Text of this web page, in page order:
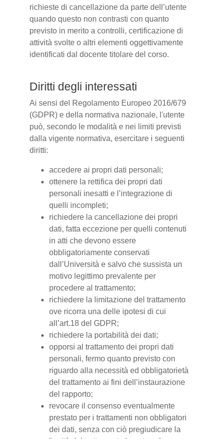
richieste di cancellazione da parte dell’utente
quando questo non contrasti con quanto
previsto in merito a controlli, certificazione di
attività svolte o altri elementi oggettivamente
identificati dal docente titolare del corso.
Diritti degli interessati
Ai sensi del Regolamento Europeo 2016/679
(GDPR) e della normativa nazionale, l'utente
può, secondo le modalità e nei limiti previsti
dalla vigente normativa, esercitare i seguenti
diritti:
accedere ai propri dati personali;
ottenere la rettifica dei propri dati
personali inesatti e l’integrazione di
quelli incompleti;
richiedere la cancellazione dei propri
dati, fatta eccezione per quelli contenuti
in atti che devono essere
obbligatoriamente conservati
dall’Università e salvo che sussista un
motivo legittimo prevalente per
procedere al trattamento;
richiedere la limitazione del trattamento
ove ricorra una delle ipotesi di cui
all’art.18 del GDPR;
richiedere la portabilità dei dati;
opporsi al trattamento dei propri dati
personali, fermo quanto previsto con
riguardo alla necessità ed obbligatorietà
del trattamento ai fini dell’instaurazione
del rapporto;
revocare il consenso eventualmente
prestato per i trattamenti non obbligatori
dei dati, senza con ciò pregiudicare la